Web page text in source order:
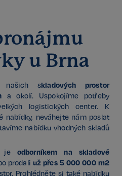
u Brna
našich skladových prostor
a okolí. Uspokojíme potřeby
logistických center. K
nabídky, neváhejte nám poslat
nabídku vhodných skladů
je odborníkem na skladové
prodali už přes 5 000 000 m2
Prohlédněte si také nabídku